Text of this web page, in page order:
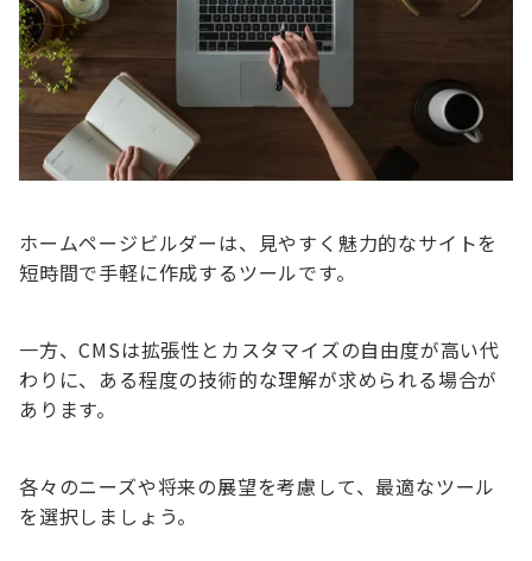
ホームページビルダーは、見やすく魅力的なサイトを
短時間で手軽に作成するツールです。
一方、CMSは拡張性とカスタマイズの自由度が高い代
わりに、ある程度の技術的な理解が求められる場合が
あります。
各々のニーズや将来の展望を考慮して、最適なツール
を選択しましょう。